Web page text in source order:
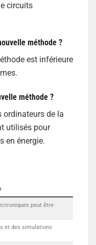
circuits
méthode ?
est inférieure
méthode ?
ordinateurs de la
utilisés pour
en énergie.
peut être
et des simulations